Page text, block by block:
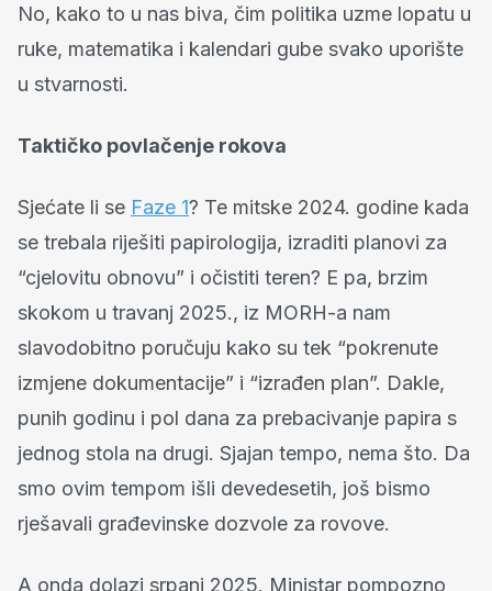
No, kako to u nas biva, čim politika uzme lopatu u
ruke, matematika i kalendari gube svako uporište
u stvarnosti.
Taktičko povlačenje rokova
Sjećate li se Faze 1? Te mitske 2024. godine kada
se trebala riješiti papirologija, izraditi planovi za
“cjelovitu obnovu” i očistiti teren? E pa, brzim
skokom u travanj 2025., iz MORH-a nam
slavodobitno poručuju kako su tek “pokrenute
izmjene dokumentacije” i “izrađen plan”. Dakle,
punih godinu i pol dana za prebacivanje papira s
jednog stola na drugi. Sjajan tempo, nema što. Da
smo ovim tempom išli devedesetih, još bismo
rješavali građevinske dozvole za rovove.
A onda dolazi srpanj 2025. Ministar pompozno